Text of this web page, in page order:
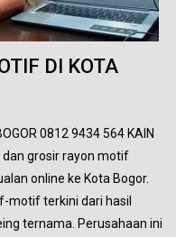
DI KOTA
0812 9434 564 KAIN
dan grosir rayon motif
online ke Kota Bogor.
motif terkini dari hasil
ternama. Perusahaan ini